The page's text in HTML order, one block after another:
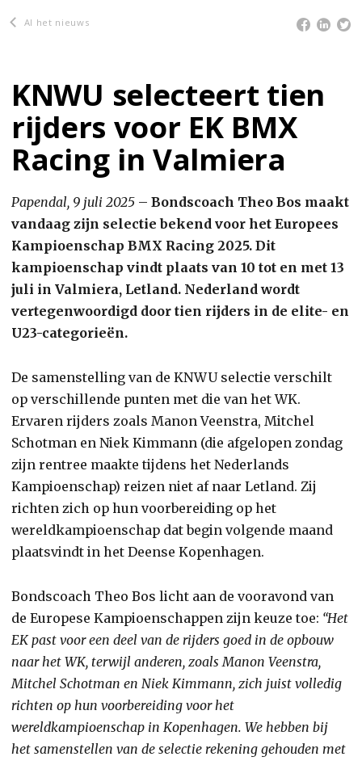
Al het nieuws
KNWU selecteert tien
rijders voor EK BMX
Racing in Valmiera
Papendal, 9 juli 2025 –Bondscoach Theo Bos maakt
vandaag zijn selectie bekend voor het Europees
Kampioenschap BMX Racing 2025. Dit
kampioenschap vindt plaats van 10 tot en met 13
juli in Valmiera, Letland. Nederland wordt
vertegenwoordigd door tien rijders in de elite- en
U23-categorieën.
De samenstelling van de KNWU selectie verschilt
op verschillende punten met die van het WK.
Ervaren rijders zoals Manon Veenstra, Mitchel
Schotman en Niek Kimmann (die afgelopen zondag
zijn rentree maakte tijdens het Nederlands
Kampioenschap) reizen niet af naar Letland. Zij
richten zich op hun voorbereiding op het
wereldkampioenschap dat begin volgende maand
plaatsvindt in het Deense Kopenhagen.
Bondscoach Theo Bos licht aan de vooravond van
de Europese Kampioenschappen zijn keuze toe: “Het
EK past voor een deel van de rijders goed in de opbouw
naar het WK, terwijl anderen, zoals Manon Veenstra,
Mitchel Schotman en Niek Kimmann, zich juist volledig
richten op hun voorbereiding voor het
wereldkampioenschap in Kopenhagen. We hebben bij
het samenstellen van de selectie rekening gehouden met